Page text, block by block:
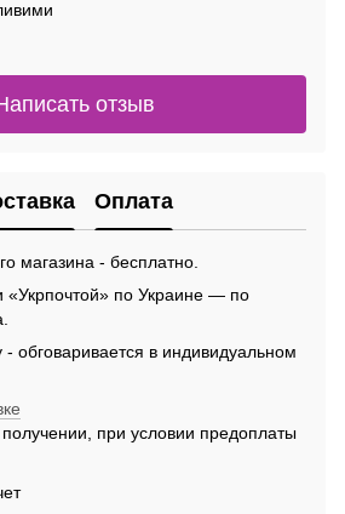
отзыв
Оплата
магазина - бесплатно.
«Укрпочтой» по Украине — по
- обговаривается в индивидуальном
при условии предоплаты